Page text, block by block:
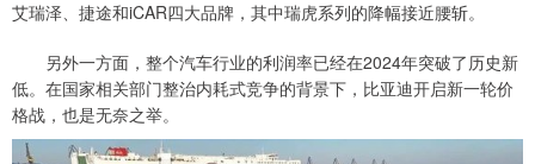
艾瑞泽、捷途和iCAR四大品牌，其中瑞虎系列的降幅接近腰斩。
另外一方面，整个汽车行业的利润率已经在2024年突破了历史新
低。在国家相关部门整治内耗式竞争的背景下，比亚迪开启新一轮价
格战，也是无奈之举。